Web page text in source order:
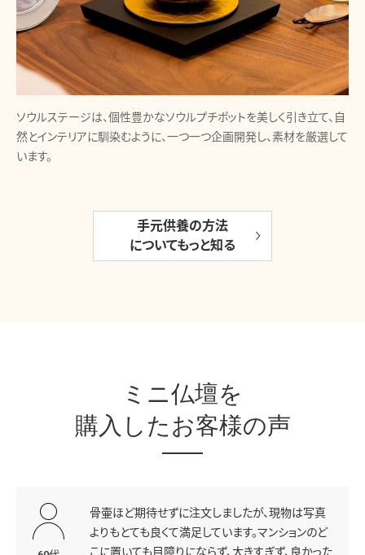
ソウルステージは、個性豊かなソウルプチポットを美しく引き立て、自
然とインテリアに馴染むように、一つ一つ企画開発し、素材を厳選して
います。
手元供養の方法
についてもっと知る
ミニ仏壇を
購入したお客様の声
骨壷ほど期待せずに注文しましたが、現物は写真
よりもとても良くて満足しています。マンションのど
こに置いても目障りにならず、大きすぎず、良かった